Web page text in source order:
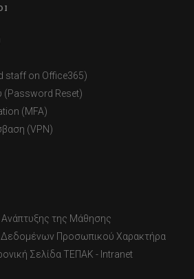
staff on Office365)
Reset)
(MFA)
(VPN)
Ανάπτυξης της Μάθησης
Δεδομένων Προσωπικού Χαρακτήρα
Σελίδα ΤΕΠΑΚ - Intranet